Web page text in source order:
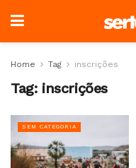
Home Tag inscrições
Tag: inscrições
SEM CATEGORIA